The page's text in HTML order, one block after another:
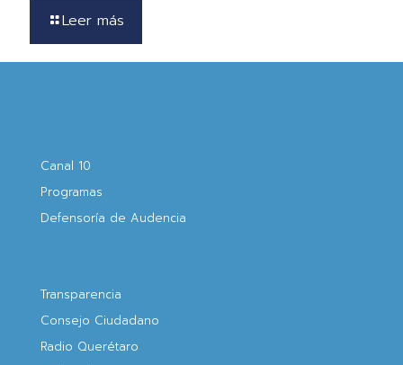
Leer más
Canal 10
Programas
Defensoría de Audencia
Transparencia
Consejo Ciudadano
Radio Querétaro